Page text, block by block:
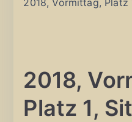
2018,
Platz 1,